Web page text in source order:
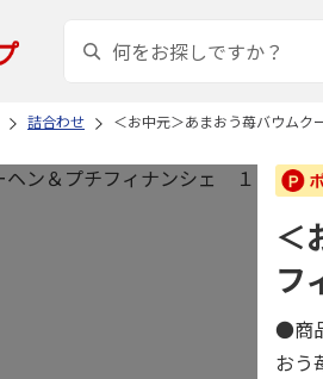
詰合わせ ＜お中元＞あまおう苺バウム
＜
フ
●商
おう